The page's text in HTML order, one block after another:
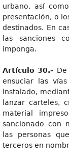
urbano, así
presentación, o
destinados. En
las sanciones
imponga.
Artículo 30.-
ensuciar las
instalado,
lanzar carteles,
material
sancionado con
las personas
terceros en